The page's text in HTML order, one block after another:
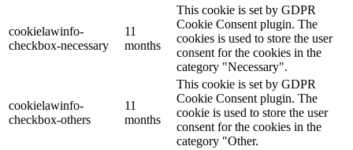
cookielawinfo-
checkbox-necessary
11
months
This cookie is set by GDPR
Cookie Consent plugin. The
cookies is used to store the user
consent for the cookies in the
category "Necessary".
cookielawinfo-
checkbox-others
11
months
This cookie is set by GDPR
Cookie Consent plugin. The
cookie is used to store the user
consent for the cookies in the
category "Other.